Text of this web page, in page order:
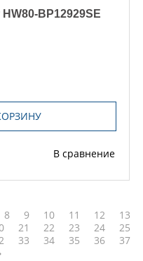
BP12929SE
В сравнение
8 9 10 11 12
13
21 22 23 24
25
33 34 35 36
37